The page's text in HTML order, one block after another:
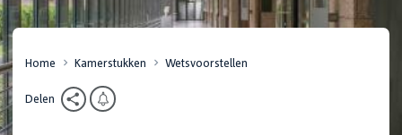
Home Kamerstukken Wetsvoorstellen
Delen